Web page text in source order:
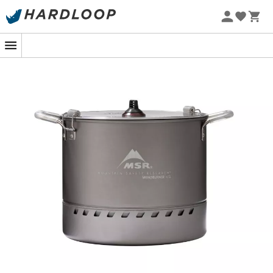
Zomeraanbiedingen 🔥 -5% EXTRA vanaf 2 producten* met